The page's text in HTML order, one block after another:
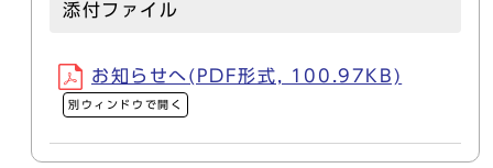
添付ファイル
お知らせへ(PDF形式, 100.97KB)
別ウィンドウで開く